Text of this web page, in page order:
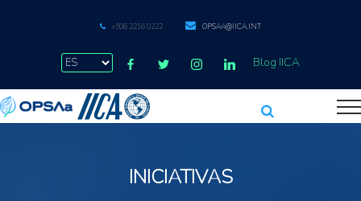
+506 2216 0222 OPSAA@IICA.INT
Blog IICA
INICIATIVAS